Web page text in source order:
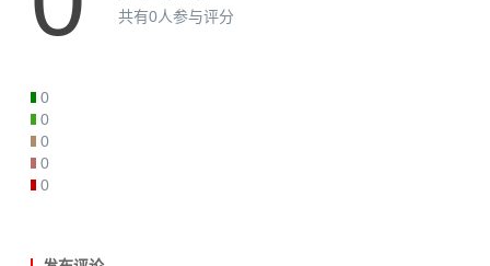
共有0人参与评分
0
0
0
0
0